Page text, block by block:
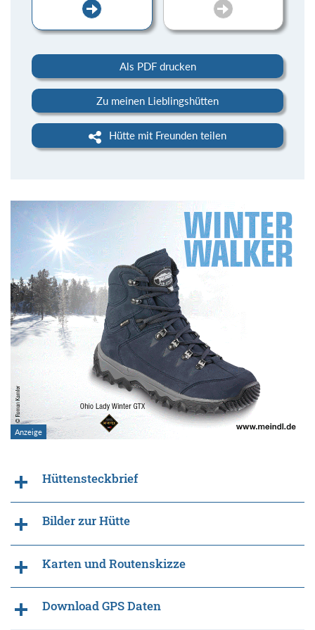
Als PDF drucken
Zu meinen Lieblingshütten
Hütte mit Freunden teilen
Hüttensteckbrief
Bilder zur Hütte
Karten und Routenskizze
Download GPS Daten